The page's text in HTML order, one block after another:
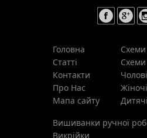
Головна
Статті
Контакти
Про Нас
Мапа сайту
Схеми
Схеми
Вишиванки ручної
Викрійки